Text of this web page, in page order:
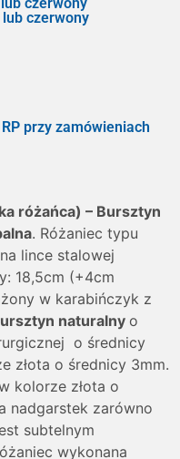
czerwony
przy zamówieniach
różańca) – Bursztyn
. Różaniec typu
lince stalowej
18,5cm (+4cm
w karabińczyk z
naturalny o
o średnicy
złota o średnicy 3mm.
kolorze złota o
nadgarstek zarówno
subtelnym
wykonana